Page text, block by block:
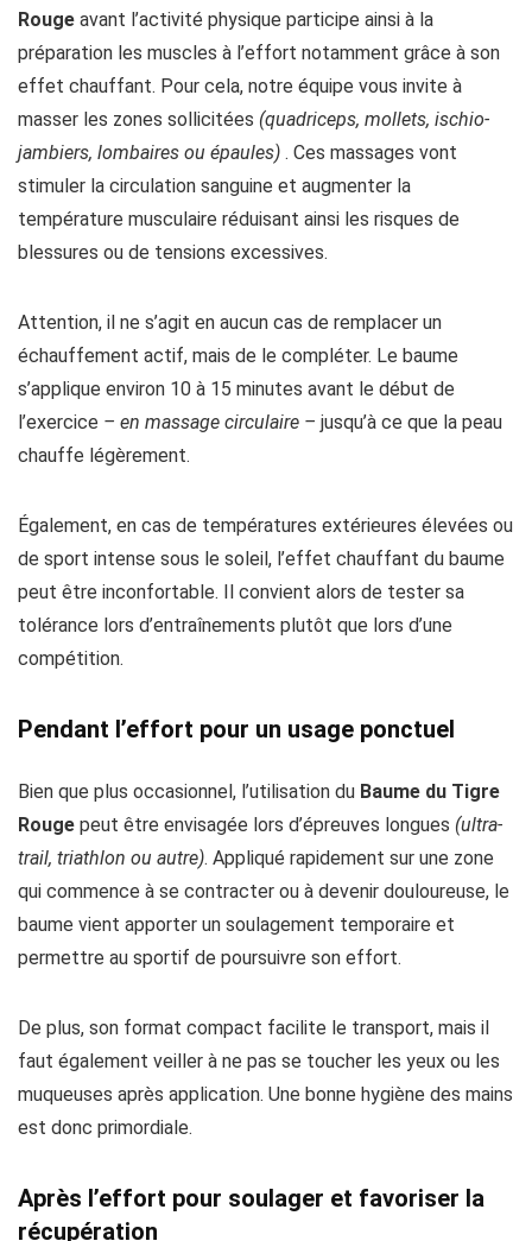
Rouge avant l’activité physique participe ainsi à la
préparation les muscles à l’effort notamment grâce à son
effet chauffant. Pour cela, notre équipe vous invite à
masser les zones sollicitées (quadriceps, mollets, ischio-
jambiers, lombaires ou épaules) . Ces massages vont
stimuler la circulation sanguine et augmenter la
température musculaire réduisant ainsi les risques de
blessures ou de tensions excessives.
Attention, il ne s’agit en aucun cas de remplacer un
échauffement actif, mais de le compléter. Le baume
s’applique environ 10 à 15 minutes avant le début de
l’exercice – en massage circulaire – jusqu’à ce que la peau
chauffe légèrement.
Également, en cas de températures extérieures élevées ou
de sport intense sous le soleil, l’effet chauffant du baume
peut être inconfortable. Il convient alors de tester sa
tolérance lors d’entraînements plutôt que lors d’une
compétition.
Pendant l’effort pour un usage ponctuel
Bien que plus occasionnel, l’utilisation du Baume du Tigre
Rouge peut être envisagée lors d’épreuves longues (ultra-
trail, triathlon ou autre). Appliqué rapidement sur une zone
qui commence à se contracter ou à devenir douloureuse, le
baume vient apporter un soulagement temporaire et
permettre au sportif de poursuivre son effort.
De plus, son format compact facilite le transport, mais il
faut également veiller à ne pas se toucher les yeux ou les
muqueuses après application. Une bonne hygiène des mains
est donc primordiale.
Après l’effort pour soulager et favoriser la
récupération